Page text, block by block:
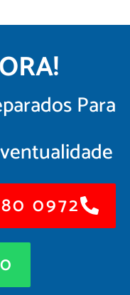
Para
0972